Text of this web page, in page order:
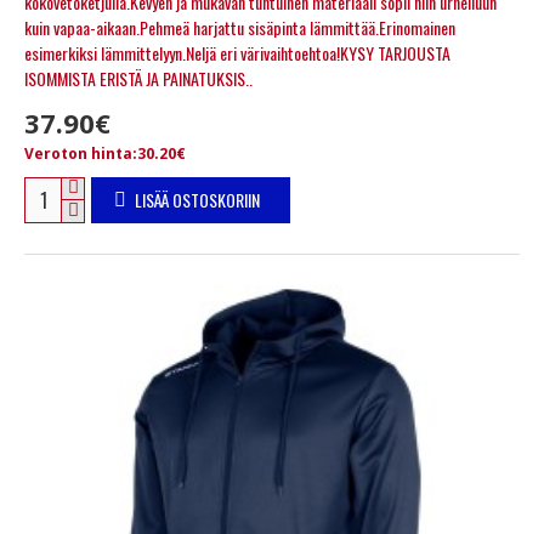
kuin vapaa-aikaan.Pehmeä harjattu sisäpinta lämmittää.Erinomainen
esimerkiksi lämmittelyyn.Neljä eri värivaihtoehtoa!KYSY TARJOUSTA
ISOMMISTA ERISTÄ JA PAINATUKSIS..
37.90€
Veroton hinta:30.20€
LISÄÄ OSTOSKORIIN